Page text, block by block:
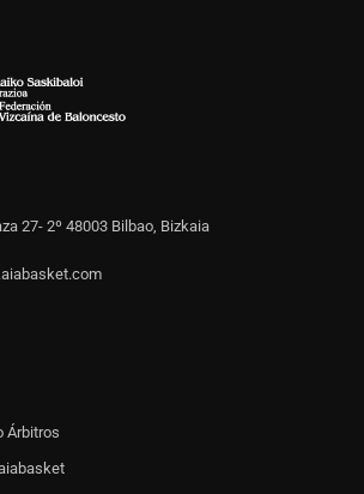
27- 2º 48003 Bilbao, Bizkaia
Árbitros